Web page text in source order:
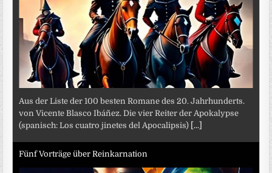
Aus der Liste der 100 besten Romane des 20. Jahrhunderts.
von Vicente Blasco Ibáñez. Die vier Reiter der Apokalypse
(spanisch: Los cuatro jinetes del Apocalipsis) [...]
Fünf Vorträge über Reinkarnation